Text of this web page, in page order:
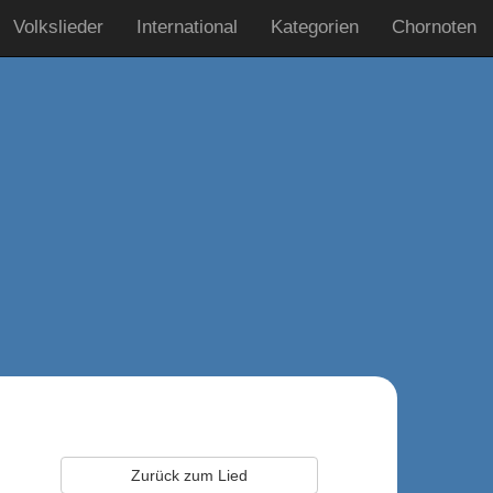
Volkslieder International Kategorien Chornoten
Zurück zum Lied